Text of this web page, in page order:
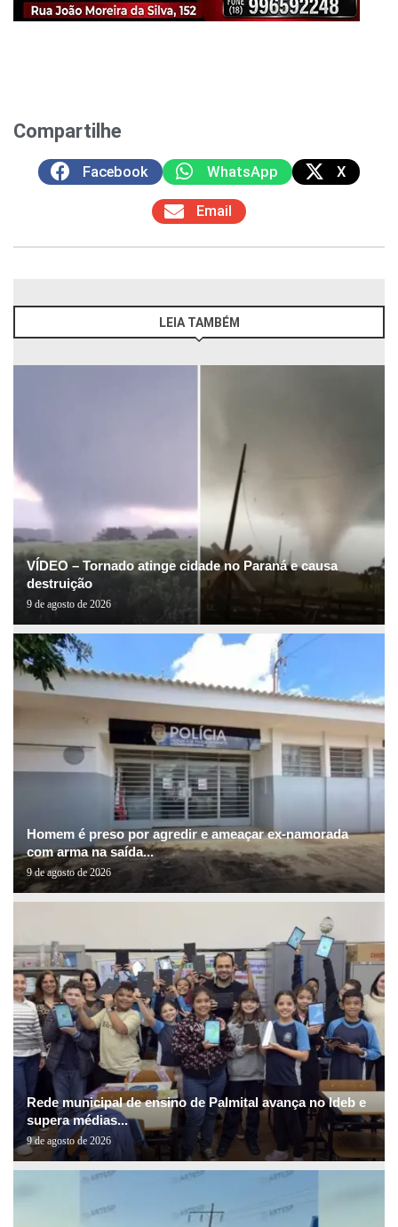
Compartilhe
Facebook WhatsApp X
Email
LEIA TAMBÉM
VÍDEO – Tornado atinge cidade no Paraná e causa
destruição
9 de agosto de 2026
Homem é preso por agredir e ameaçar ex-namorada
com arma na saída...
9 de agosto de 2026
Rede municipal de ensino de Palmital avança no Ideb e
supera médias...
9 de agosto de 2026